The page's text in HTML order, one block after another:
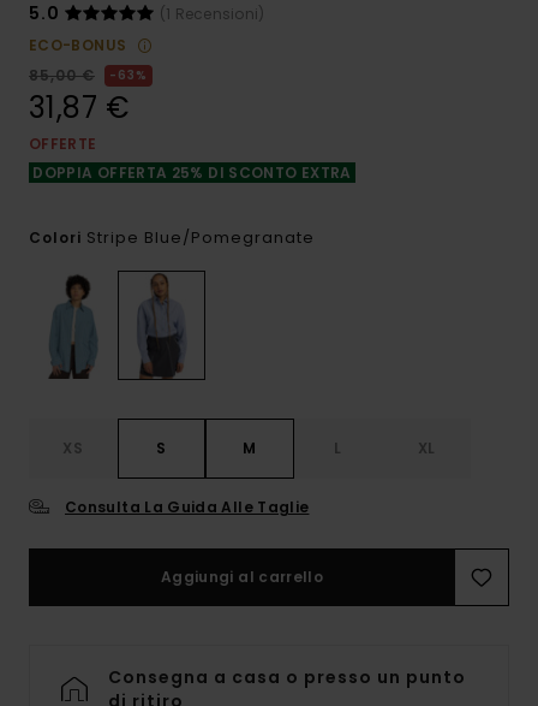
5.0
(1 Recensioni)
ECO-BONUS
85,00 €
63%
31,87 €
OFFERTE
DOPPIA OFFERTA 25% DI SCONTO EXTRA
Colori Stripe Blue/pomegranate
XS S M L XL
Consulta La Guida Alle Taglie
Aggiungi al carrello
Consegna a casa o presso un punto